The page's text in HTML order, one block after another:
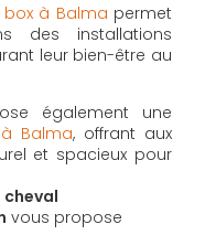
à Balma permet
des installations
leur bien-être au
également une
Balma, offrant aux
et spacieux pour
cheval
vous propose